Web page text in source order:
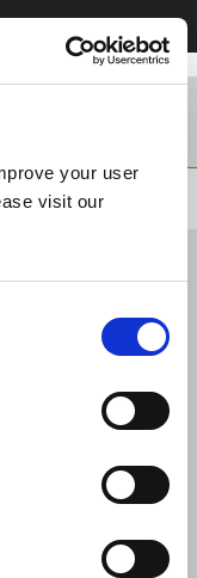
your user
visit our
상단으로 돌아가기